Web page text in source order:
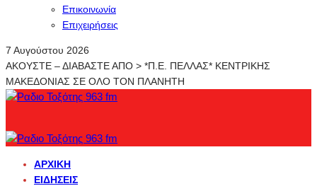
Επικοινωνία
Επιχειρήσεις
7 Αυγούστου 2026
ΑΚΟΥΣΤΕ – ΔΙΑΒΑΣΤΕ ΑΠΟ > *Π.Ε. ΠΕΛΛΑΣ* ΚΕΝΤΡΙΚΗΣ
ΜΑΚΕΔΟΝΙΑΣ ΣΕ ΟΛΟ ΤΟΝ ΠΛΑΝΗΤΗ
ΑΡΧΙΚΉ
ΕΙΔΉΣΕΙΣ